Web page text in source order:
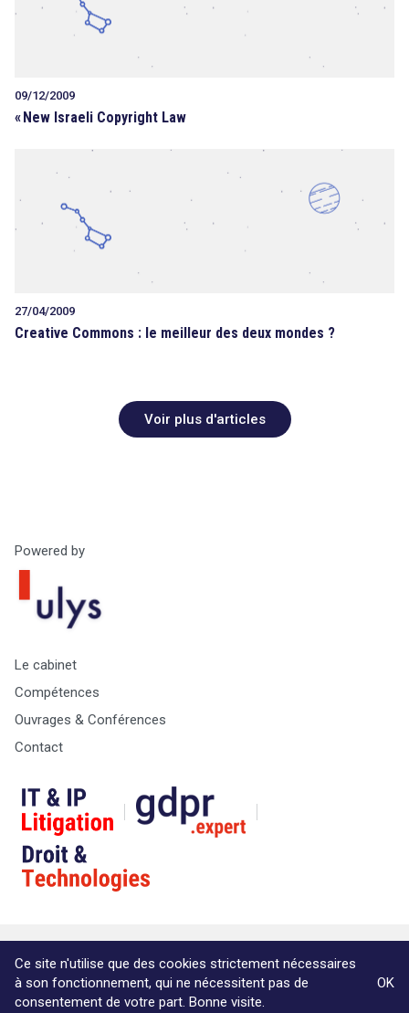
09/12/2009
«New Israeli Copyright Law
27/04/2009
Creative Commons : le meilleur des deux mondes ?
Voir plus d'articles
Powered by
Le cabinet
Compétences
Ouvrages & Conférences
Contact
© Copyright Max & Zoé SPRL - Vie Privée -A propos &
informations légales
Website by Akimedia
Ce site n'utilise que des cookies strictement nécessaires
à son fonctionnement, qui ne nécessitent pas de
consentement de votre part. Bonne visite.
OK